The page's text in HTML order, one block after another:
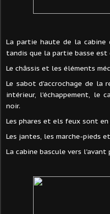
La partie haute de la
tandis que la partie basse
Le châssis et les éléments
Le sabot d'accrochage de la
intérieur, l'échappement, le
noir.
Les phares et els feux sont
Les jantes, les marche-pieds
La cabine bascule vers